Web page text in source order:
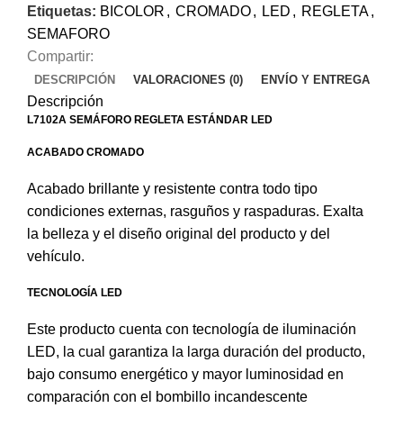
Etiquetas: BICOLOR , CROMADO, LED , REGLETA,
SEMAFORO
Compartir:
DESCRIPCIÓN VALORACIONES (0) ENVÍO Y ENTREGA
Descripción
L7102A SEMÁFORO REGLETA ESTÁNDAR LED
ACABADO CROMADO
Acabado brillante y resistente contra todo tipo
condiciones externas, rasguños y raspaduras. Exalta
la belleza y el diseño original del producto y del
vehículo.
TECNOLOGÍA LED
Este producto cuenta con tecnología de iluminación
LED, la cual garantiza la larga duración del producto,
bajo consumo energético y mayor luminosidad en
comparación con el bombillo incandescente